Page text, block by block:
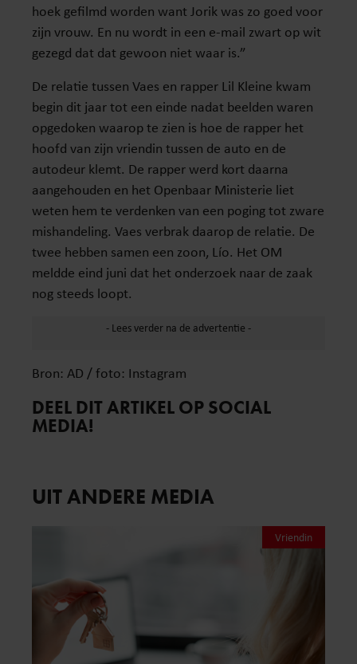
hoek gefilmd worden want Jorik was zo goed voor
zijn vrouw. En nu wordt in een e-mail zwart op wit
gezegd dat dat gewoon niet waar is.”
De relatie tussen Vaes en rapper Lil Kleine kwam
begin dit jaar tot een einde nadat beelden waren
opgedoken waarop te zien is hoe de rapper het
hoofd van zijn vriendin tussen de auto en de
autodeur klemt. De rapper werd kort daarna
aangehouden en het Openbaar Ministerie liet
weten hem te verdenken van een poging tot zware
mishandeling. Vaes verbrak daarop de relatie. De
twee hebben samen een zoon, Lío. Het OM
meldde eind juni dat het onderzoek naar de zaak
nog steeds loopt.
Bron: AD / foto: Instagram
DEEL DIT ARTIKEL OP SOCIAL
MEDIA!
UIT ANDERE MEDIA
Vriendin